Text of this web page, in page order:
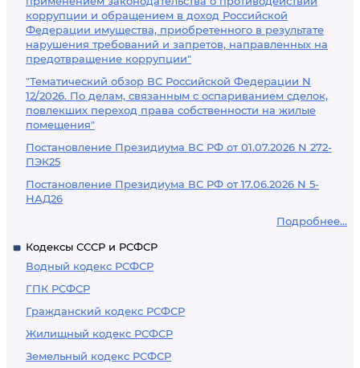
коррупции и обращением в доход Российской
Федерации имущества, приобретенного в результате
нарушения требований и запретов, направленных на
предотвращение коррупции"
"Тематический обзор ВС Российской Федерации N
12/2026. По делам, связанным с оспариванием сделок,
повлекших переход права собственности на жилые
помещения"
Постановление Президиума ВС РФ от 01.07.2026 N 272-
ПЭК25
Постановление Президиума ВС РФ от 17.06.2026 N 5-
НАД26
Подробнее...
Кодексы СССР и РСФСР
Водный кодекс РСФСР
ГПК РСФСР
Гражданский кодекс РСФСР
Жилищный кодекс РСФСР
Земельный кодекс РСФСР